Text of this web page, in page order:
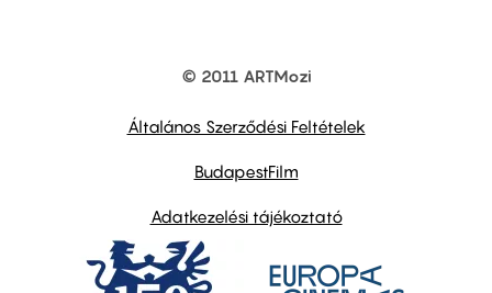
© 2011 ARTMozi
Általános Szerződési Feltételek
BudapestFilm
Adatkezelési tájékoztató